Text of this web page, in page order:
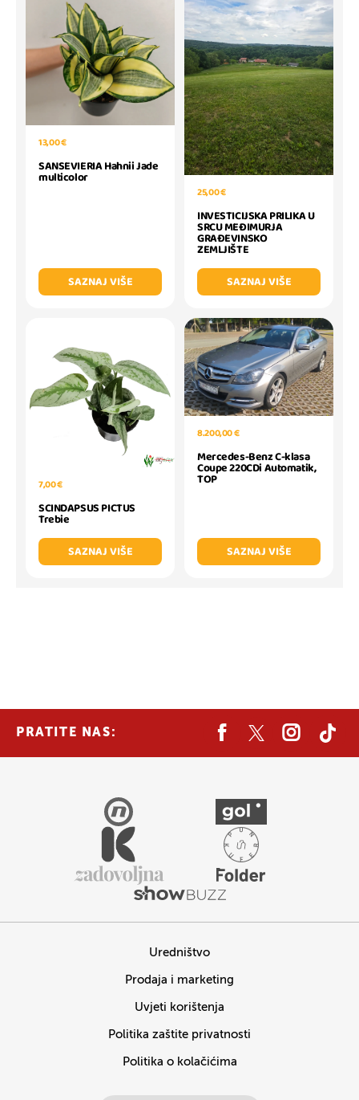
13,00 €
SANSEVIERIA Hahnii Jade
multicolor
SAZNAJ VIŠE
25,00 €
INVESTICIJSKA PRILIKA U
SRCU MEĐIMURJA
GRAĐEVINSKO
ZEMLJIŠTE
SAZNAJ VIŠE
7,00 €
SCINDAPSUS PICTUS
Trebie
SAZNAJ VIŠE
8.200,00 €
Mercedes-Benz C-klasa
Coupe 220CDi Automatik,
TOP
SAZNAJ VIŠE
PRATITE NAS:
Uredništvo
Prodaja i marketing
Uvjeti korištenja
Politika zaštite privatnosti
Politika o kolačićima